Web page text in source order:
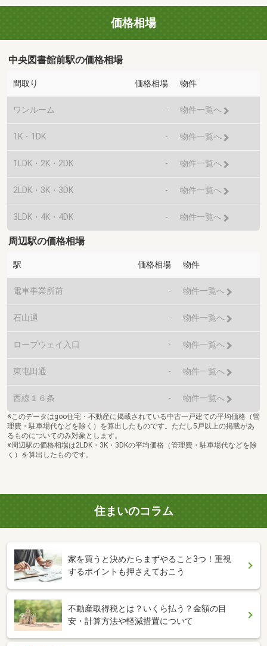
価格相場
中央図書館前駅の価格相場
間取り 価格相場 物件
ワンルーム - 物件一覧へ
1K・1DK - 物件一覧へ
1LDK・2K・2DK - 物件一覧へ
2LDK・3K・3DK - 物件一覧へ
3LDK・4K・4DK - 物件一覧へ
周辺駅の価格相場
駅 価格相場 物件
電車事業所前 - 物件一覧へ
石山通 - 物件一覧へ
ロープウェイ入口 - 物件一覧へ
東屯田通 - 物件一覧へ
西線１６条 - 物件一覧へ
※このデータはgoo住宅・不動産に掲載されている中古一戸建ての平均価格（管
理費・駐車場代などを除く）を算出したものです。ただし5戸以上の掲載があ
るものについてのみ対象とします。
※周辺駅の価格相場は2LDK・3K・3DKの平均価格（管理費・駐車場代などを除
く）を算出したものです。
住まいのコラム
家を買うと決めたらまずやること3つ！重視
するポイントも押さえておこう
不動産取得税とは？いくら払う？金額の目
安・計算方法や軽減措置について